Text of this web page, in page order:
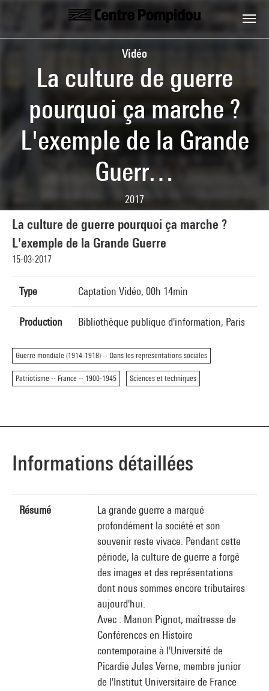
Aller au contenu principal
Centre Pompidou
Vidéo
La culture de guerre
pourquoi ça marche ?
L'exemple de la Grande
Guerr…
2017
La culture de guerre pourquoi ça marche ?
L'exemple de la Grande Guerre
15-03-2017
Type Captation Vidéo, 00h 14min
Production Bibliothèque publique d'information, Paris
Guerre mondiale (1914-1918) -- Dans les représentations sociales
Patriotisme -- France -- 1900-1945 Sciences et techniques
Informations détaillées
Résumé
La grande guerre a marqué
profondément la société et son
souvenir reste vivace. Pendant cette
période, la culture de guerre a forgé
des images et des représentations
dont nous sommes encore tributaires
aujourd'hui.
Avec : Manon Pignot, maîtresse de
Conférences en Histoire
contemporaine à l'Université de
Picardie Jules Verne, membre junior
de l'Institut Universitaire de France